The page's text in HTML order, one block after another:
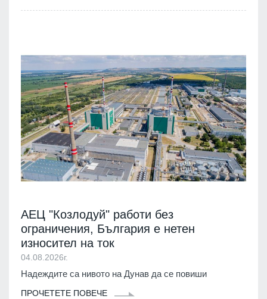
АЕЦ "Козлодуй" работи без
ограничения, България е нетен
износител на ток
04.08.2026г.
Надеждите са нивото на Дунав да се повиши
ПРОЧЕТЕТЕ ПОВЕЧЕ